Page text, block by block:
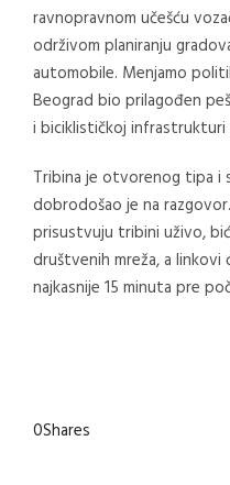
ravnopravnom učešću
održivom planiranju
automobile. Menjamo
Beograd bio prilagođen
i biciklističkoj infrastrukturi
Tribina je otvorenog tipa i
dobrodošao je na
prisustvuju tribini uživo,
društvenih mreža, a
najkasnije 15 minuta pre
0Shares